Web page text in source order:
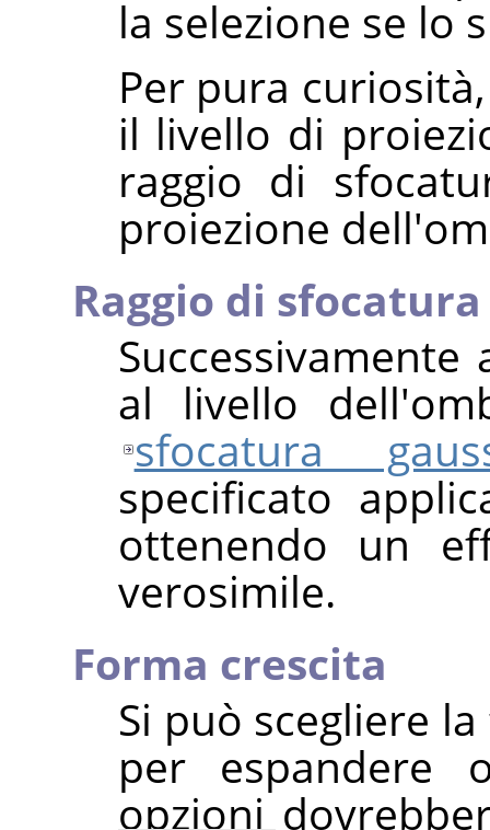
la selezione se lo
Per pura
il livello di
raggio di
proiezione
Raggio di sfocatura
al livello
sfocatura
specificato
ottenendo un
verosimile.
Forma crescita
Si può scegliere
per espandere
opzioni